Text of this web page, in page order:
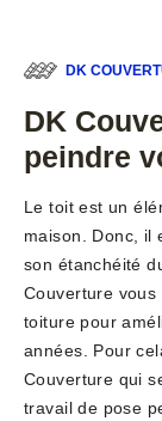
DK
DK
peindre
Le toit est un
maison. Donc, il
son étanchéité
Couverture
toiture pour
années. Pour
Couverture qui
travail de pose